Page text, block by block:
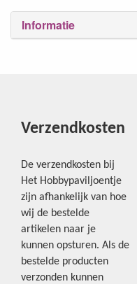
Informatie
Verzendkosten
De verzendkosten bij
Het Hobbypaviljoentje
zijn afhankelijk van hoe
wij de bestelde
artikelen naar je
kunnen opsturen. Als de
bestelde producten
verzonden kunnen